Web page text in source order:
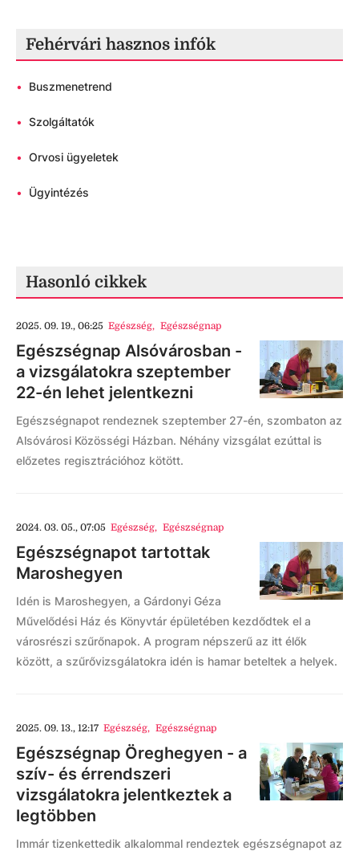
Fehérvári hasznos infók
• Buszmenetrend
• Szolgáltatók
• Orvosi ügyeletek
• Ügyintézés
Hasonló cikkek
2025. 09. 19., 06:25 Egészség, Egészségnap
Egészségnap Alsóvárosban -
a vizsgálatokra szeptember
22-én lehet jelentkezni
Egészségnapot rendeznek szeptember 27-én, szombaton az
Alsóvárosi Közösségi Házban. Néhány vizsgálat ezúttal is
előzetes regisztrációhoz kötött.
2024. 03. 05., 07:05 Egészség, Egészségnap
Egészségnapot tartottak
Maroshegyen
Idén is Maroshegyen, a Gárdonyi Géza
Művelődési Ház és Könyvtár épületében kezdődtek el a
városrészi szűrőnapok. A program népszerű az itt élők
között, a szűrővizsgálatokra idén is hamar beteltek a helyek.
2025. 09. 13., 12:17 Egészség, Egészségnap
Egészségnap Öreghegyen - a
szív- és érrendszeri
vizsgálatokra jelentkeztek a
legtöbben
Immár tizenkettedik alkalommal rendeztek egészségnapot az